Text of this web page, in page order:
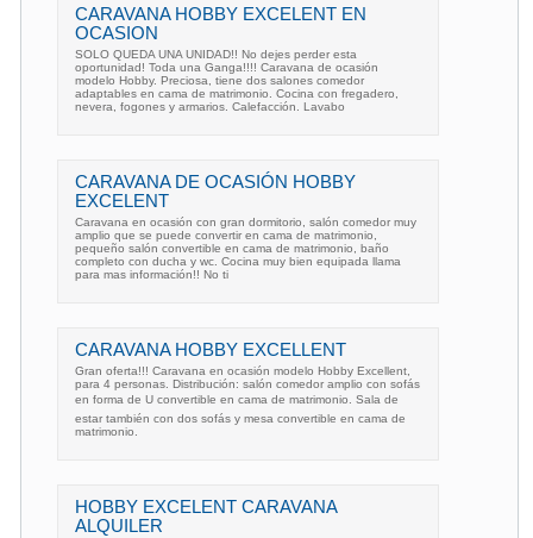
CARAVANA HOBBY EXCELENT EN
OCASION
SOLO QUEDA UNA UNIDAD!! No dejes perder esta
oportunidad! Toda una Ganga!!!! Caravana de ocasión
modelo Hobby. Preciosa, tiene dos salones comedor
adaptables en cama de matrimonio. Cocina con fregadero,
nevera, fogones y armarios. Calefacción. Lavabo
CARAVANA DE OCASIÓN HOBBY
EXCELENT
Caravana en ocasión con gran dormitorio, salón comedor muy
amplio que se puede convertir en cama de matrimonio,
pequeño salón convertible en cama de matrimonio, baño
completo con ducha y wc. Cocina muy bien equipada llama
para mas información!! No ti
CARAVANA HOBBY EXCELLENT
Gran oferta!!! Caravana en ocasión modelo Hobby Excellent,
para 4 personas. Distribución: salón comedor amplio con sofás
en forma de U convertible en cama de matrimonio. Sala de
estar también con dos sofás y mesa convertible en cama de
matrimonio.
HOBBY EXCELENT CARAVANA
ALQUILER